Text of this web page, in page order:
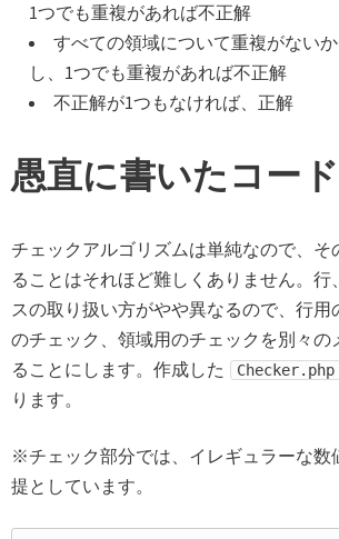
1つでも重複があれば不正解
すべての領域について重複がない
し、1つでも重複があれば不正解
不正解が1つもなければ、正解
愚直に書いたコード
チェックアルゴリズムは単純なので、そ
ることはそれほど難しくありません。行
スの取り扱い方がやや異なるので、行用
のチェック、領域用のチェックを別々の
ることにします。作成した
Checker.php
ります。
※チェック部分では、イレギュラーな数
提としています。